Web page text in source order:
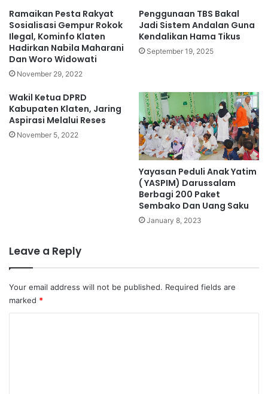
Ramaikan Pesta Rakyat
Sosialisasi Gempur Rokok
Ilegal, Kominfo Klaten
Hadirkan Nabila Maharani
Dan Woro Widowati
November 29, 2022
Penggunaan TBS Bakal
Jadi Sistem Andalan Guna
Kendalikan Hama Tikus
September 19, 2025
Wakil Ketua DPRD
Kabupaten Klaten, Jaring
Aspirasi Melalui Reses
November 5, 2022
Yayasan Peduli Anak Yatim
( YASPIM) Darussalam
Berbagi 200 Paket
Sembako Dan Uang Saku
January 8, 2023
Leave a Reply
Your email address will not be published. Required fields are
marked *